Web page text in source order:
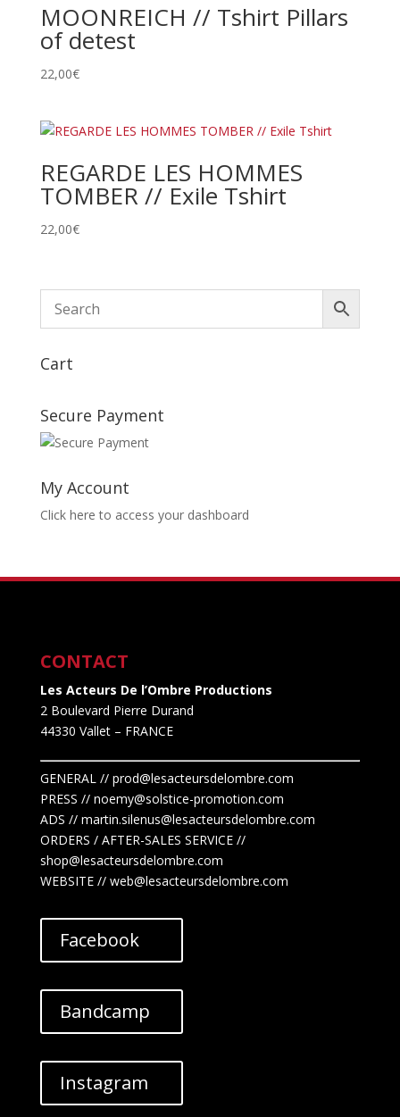
MOONREICH // Tshirt Pillars
of detest
22,00€
REGARDE LES HOMMES
TOMBER // Exile Tshirt
22,00€
Cart
Secure Payment
My Account
Click here to access your dashboard
CONTACT
Les Acteurs De l’Ombre Productions
2 Boulevard Pierre Durand
44330 Vallet– FRANCE
GENERAL // prod@lesacteursdelombre.com
PRESS // noemy@solstice-promotion.com
ADS // martin.silenus@lesacteursdelombre.com
ORDERS / AFTER-SALES SERVICE //
shop@lesacteursdelombre.com
WEBSITE // web@lesacteursdelombre.com
Facebook
Bandcamp
Instagram